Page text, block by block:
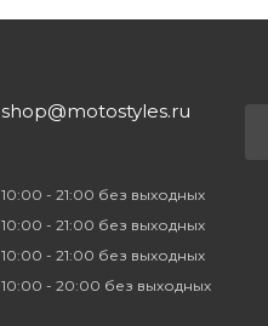
shop@motostyles.ru
10:00 - 21:00 без выходных
10:00 - 21:00 без выходных
10:00 - 21:00 без выходных
10:00 - 20:00 без выходных